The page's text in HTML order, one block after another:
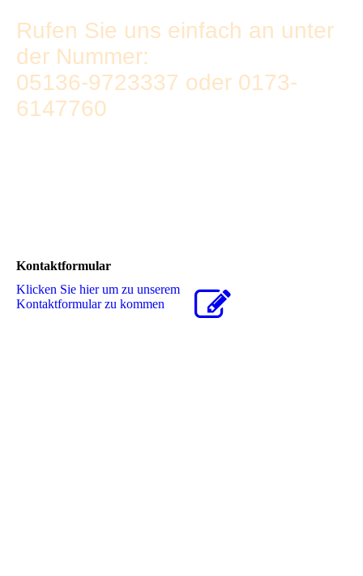
Rufen Sie uns einfach an unter
der Nummer:
05136-9723337 oder 0173-
6147760
Kontaktformular
Klicken Sie hier um zu unserem
Kon­takt­for­mu­lar zu kommen